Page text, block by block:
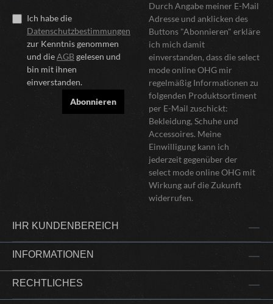
Ich habe die
Datenschutzbestimmungen
zur Kenntnis genommen
und dieAGBgelesen und
bin mit ihnen
einverstanden.
Abonnieren
Durch Angabe meiner E-Mail
Adresse und anklicken des
Buttons "Abonnieren" erkläre
ich mich damit
einverstanden, dass die select
mode online OHG mir
regelmäßig Informationen zu
folgenden Produktsortiment
per E-Mail zuschickt:
Bekleidung, Schuhe und
Accessoires. Meine
Einwilligung kann ich
jederzeit gegenüber der
select mode online OHG mit
Wirkung auf die Zukunft
widerrufen.
IHR KUNDENBEREICH
INFORMATIONEN
RECHTLICHES